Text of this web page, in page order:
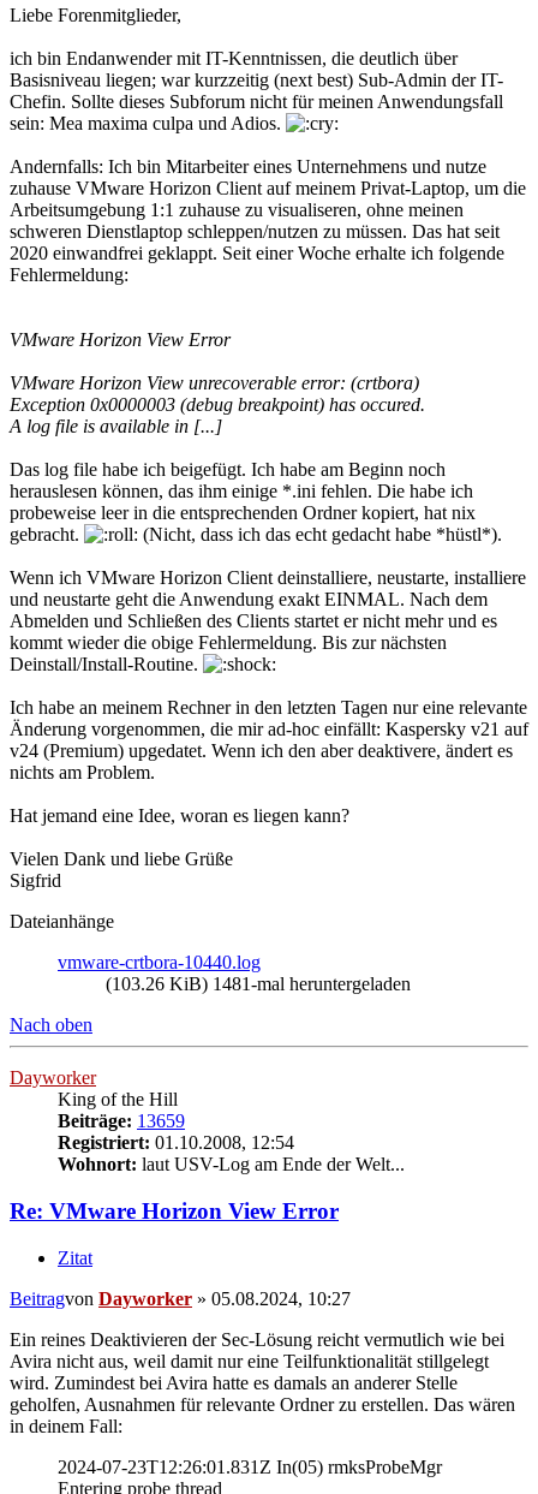
Liebe Forenmitglieder,
ich bin Endanwender mit IT-Kenntnissen, die deutlich über
Basisniveau liegen; war kurzzeitig (next best) Sub-Admin der IT-
Chefin. Sollte dieses Subforum nicht für meinen Anwendungsfall
sein: Mea maxima culpa und Adios.
Andernfalls: Ich bin Mitarbeiter eines Unternehmens und nutze
zuhause VMware Horizon Client auf meinem Privat-Laptop, um die
Arbeitsumgebung 1:1 zuhause zu visualiseren, ohne meinen
schweren Dienstlaptop schleppen/nutzen zu müssen. Das hat seit
2020 einwandfrei geklappt. Seit einer Woche erhalte ich folgende
Fehlermeldung:
VMware Horizon View Error
VMware Horizon View unrecoverable error: (crtbora)
Exception 0x0000003 (debug breakpoint) has occured.
A log file is available in [...]
Das log file habe ich beigefügt. Ich habe am Beginn noch
herauslesen können, das ihm einige *.ini fehlen. Die habe ich
probeweise leer in die entsprechenden Ordner kopiert, hat nix
gebracht.
(Nicht, dass ich das echt gedacht habe *hüstl*).
Wenn ich VMware Horizon Client deinstalliere, neustarte, installiere
und neustarte geht die Anwendung exakt EINMAL. Nach dem
Abmelden und Schließen des Clients startet er nicht mehr und es
kommt wieder die obige Fehlermeldung. Bis zur nächsten
Deinstall/Install-Routine.
Ich habe an meinem Rechner in den letzten Tagen nur eine relevante
Änderung vorgenommen, die mir ad-hoc einfällt: Kaspersky v21 auf
v24 (Premium) upgedatet. Wenn ich den aber deaktivere, ändert es
nichts am Problem.
Hat jemand eine Idee, woran es liegen kann?
Vielen Dank und liebe Grüße
Sigfrid
Dateianhänge
vmware-crtbora-10440.log
(103.26 KiB) 1481-mal heruntergeladen
Nach oben
Dayworker
King of the Hill
Beiträge: 13659
Registriert: 01.10.2008, 12:54
Wohnort: laut USV-Log am Ende der Welt...
Re: VMware Horizon View Error
Zitat
Beitragvon Dayworker » 05.08.2024, 10:27
Ein reines Deaktivieren der Sec-Lösung reicht vermutlich wie bei
Avira nicht aus, weil damit nur eine Teilfunktionalität stillgelegt
wird. Zumindest bei Avira hatte es damals an anderer Stelle
geholfen, Ausnahmen für relevante Ordner zu erstellen. Das wären
in deinem Fall:
2024-07-23T12:26:01.831Z In(05) rmksProbeMgr
Entering probe thread